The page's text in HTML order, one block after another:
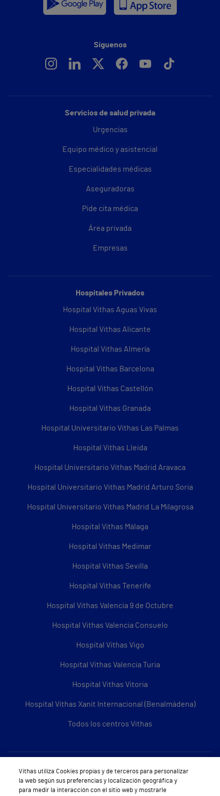
Servicios de salud privada
Urgencias
Equipo médico y asistencial
Especialidades médicas
Aseguradoras
Pide cita médica
Área privada
Empresas
Hospitales Privados
Hospital Vithas Aguas Vivas
Hospital Vithas Alicante
Hospital Vithas Almería
Hospital Vithas Barcelona
Hospital Vithas Castellón
Hospital Vithas Granada
Hospital Universitario Vithas Las Palmas
Hospital Vithas Lleida
Hospital Universitario Vithas Madrid Aravaca
Hospital Universitario Vithas Madrid Arturo Soria
Hospital Universitario Vithas Madrid La Milagrosa
Hospital Vithas Málaga
Hospital Vithas Medimar
Hospital Vithas Sevilla
Hospital Vithas Tenerife
Hospital Vithas Valencia 9 de Octubre
Hospital Vithas Valencia Consuelo
Hospital Vithas Vigo
Hospital Vithas Valencia Turia
Hospital Vithas Vitoria
Hospital Vithas Xanit Internacional (Benalmádena)
Todos los centros Vithas
Sobre Vithas
Quiénes somos
Síguenos
Vithas utiliza Cookies propias y de terceros para personalizar
la web según sus preferencias y localización geográfica y
para medir la interacción con el sitio web y mostrarle